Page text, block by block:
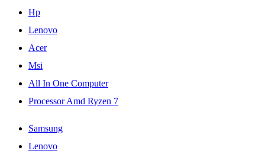
Hp
Lenovo
Acer
Msi
All In One Computer
Processor Amd Ryzen 7
Samsung
Lenovo